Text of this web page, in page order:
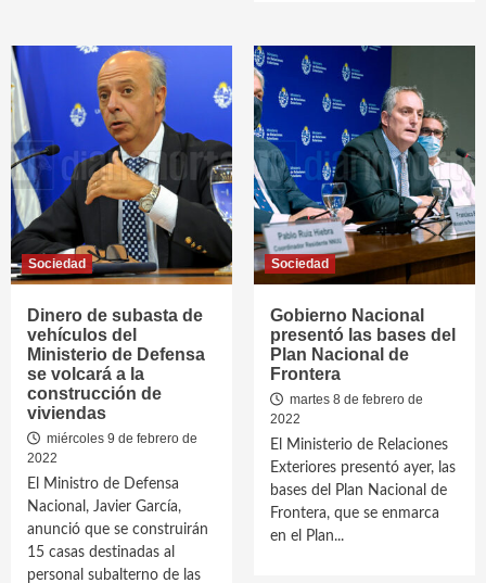
Sociedad
Dinero de subasta de
vehículos del
Ministerio de Defensa
se volcará a la
construcción de
viviendas
miércoles 9 de febrero de
2022
El Ministro de Defensa
Nacional, Javier García,
anunció que se construirán
15 casas destinadas al
personal subalterno de las
Sociedad
Gobierno Nacional
presentó las bases del
Plan Nacional de
Frontera
martes 8 de febrero de
2022
El Ministerio de Relaciones
Exteriores presentó ayer, las
bases del Plan Nacional de
Frontera, que se enmarca
en el Plan...